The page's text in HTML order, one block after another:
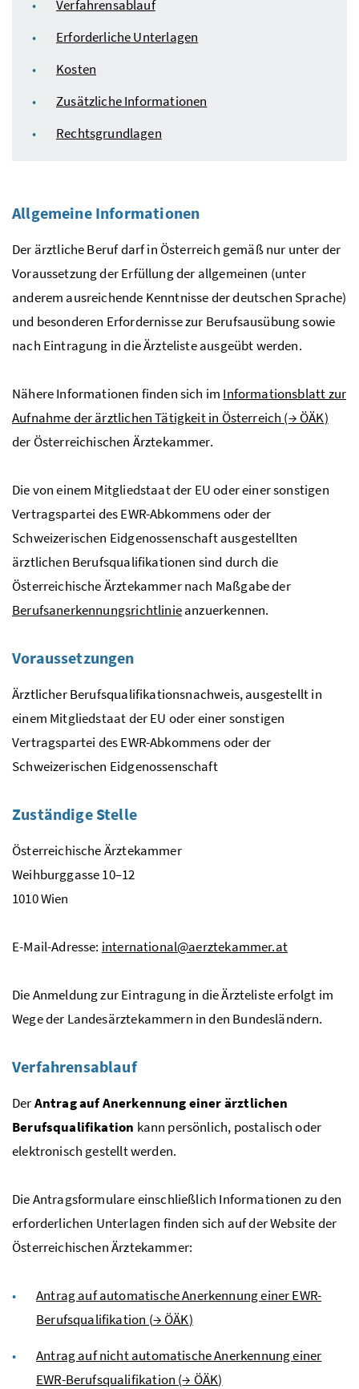
Verfahrensablauf
Erforderliche Unterlagen
Kosten
Zusätzliche Informationen
Rechtsgrundlagen
Allgemeine Informationen
Der ärztliche Beruf darf in Österreich gemäß nur unter der
Voraussetzung der Erfüllung der allgemeinen (unter
anderem ausreichende Kenntnisse der deutschen Sprache)
und besonderen Erfordernisse zur Berufsausübung sowie
nach Eintragung in die Ärzteliste ausgeübt werden.
Nähere Informationen finden sich im Informationsblatt zur
Aufnahme der ärztlichen Tätigkeit in Österreich (→ ÖÄK)
der Österreichischen Ärztekammer.
Die von einem Mitgliedstaat der EUoder einer sonstigen
Vertragspartei desEWR-Abkommens oder der
Schweizerischen Eidgenossenschaft ausgestellten
ärztlichen Berufsqualifikationen sind durch die
Österreichische Ärztekammer nach Maßgabe der
Berufsanerkennungsrichtlinieanzuerkennen.
Voraussetzungen
Ärztlicher Berufsqualifikationsnachweis, ausgestellt in
einem Mitgliedstaat derEU oder einer sonstigen
Vertragspartei desEWR-Abkommens oder der
Schweizerischen Eidgenossenschaft
Zuständige Stelle
Österreichische Ärztekammer
Weihburggasse 10–12
1010 Wien
E-Mail-Adresse: international@aerztekammer.at
Die Anmeldung zur Eintragung in die Ärzteliste erfolgt im
Wege der Landesärztekammern in den Bundesländern.
Verfahrensablauf
DerAntrag auf Anerkennung einer ärztlichen
Berufsqualifikation kann persönlich, postalisch oder
elektronisch gestellt werden.
Die Antragsformulare einschließlich Informationen zu den
erforderlichen Unterlagen finden sich auf der Website der
Österreichischen Ärztekammer:
Antrag auf automatische Anerkennung einerEWR-
Berufsqualifikation (→ ÖÄK)
Antrag auf nicht automatische Anerkennung einer
EWR-Berufsqualifikation (→ ÖÄK)